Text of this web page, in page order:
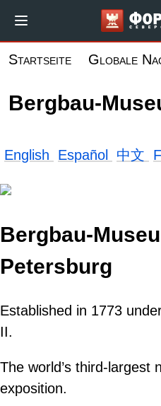
Inhalt
Startseite Globale
Bergbau-
English Español 中文
Bergbau-
Petersburg
Established in 1773
II.
The world’s third-largest
exposition.